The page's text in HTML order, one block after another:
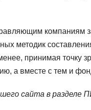
компаниям
методик
принимая
а вместе с тем и
сайта в разделе